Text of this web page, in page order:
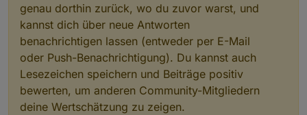
genau dorthin zurück, wo du zuvor warst, und
kannst dich über neue Antworten
benachrichtigen lassen (entweder per E-Mail
oder Push-Benachrichtigung). Du kannst auch
Lesezeichen speichern und Beiträge positiv
bewerten, um anderen Community-Mitgliedern
deine Wertschätzung zu zeigen.